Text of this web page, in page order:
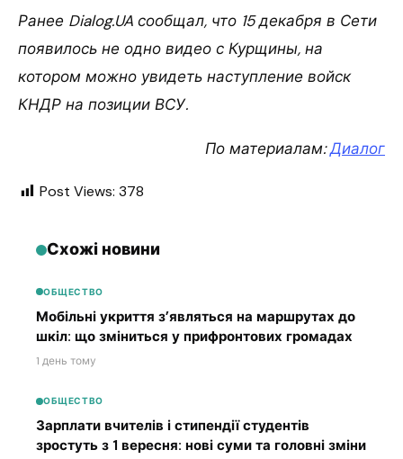
Ранее Dialog.UA сообщал, что 15 декабря в Сети
появилось не одно видео с Курщины, на
котором можно увидеть наступление войск
КНДР на позиции ВСУ.
По материалам:Диалог
Post Views: 378
Схожі новини
ОБЩЕСТВО
Мобільні укриття з’являться на маршрутах до
шкіл: що зміниться у прифронтових громадах
1 день тому
ОБЩЕСТВО
Зарплати вчителів і стипендії студентів
зростуть з 1 вересня: нові суми та головні зміни